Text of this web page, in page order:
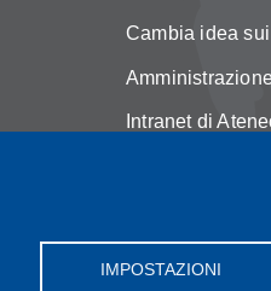
IMPOSTAZIONI
Cambia idea
Intranet di